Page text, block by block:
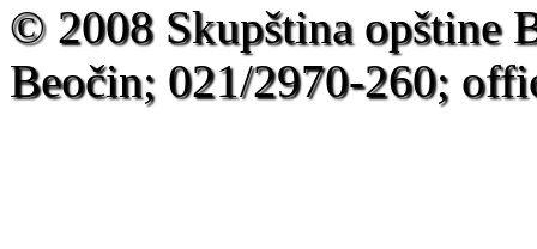
© 2008 Skupština opštine
Beočin; 021/2970-260;